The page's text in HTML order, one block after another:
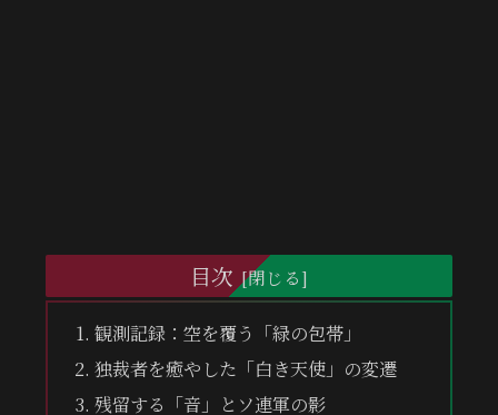
目次
観測記録：空を覆う「緑の包帯」
独裁者を癒やした「白き天使」の変遷
残留する「音」とソ連軍の影